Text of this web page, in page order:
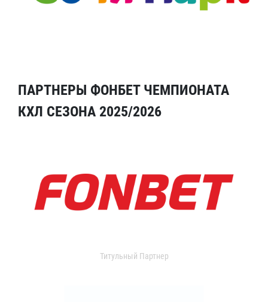
ПАРТНЕРЫ ФОНБЕТ ЧЕМПИОНАТА
КХЛ СЕЗОНА 2025/2026
Титульный Партнер